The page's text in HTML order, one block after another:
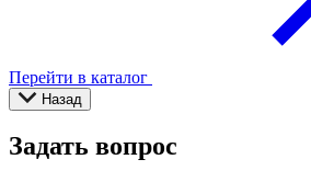
Перейти в каталог
Назад
Задать вопрос